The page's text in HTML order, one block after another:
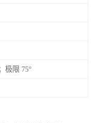
极限 75°